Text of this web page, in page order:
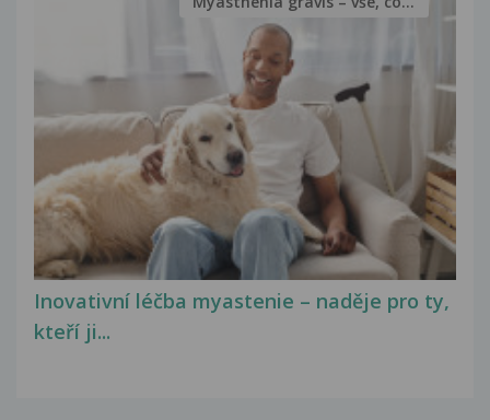
Inovativní léčba myastenie – naděje pro ty,
kteří ji...